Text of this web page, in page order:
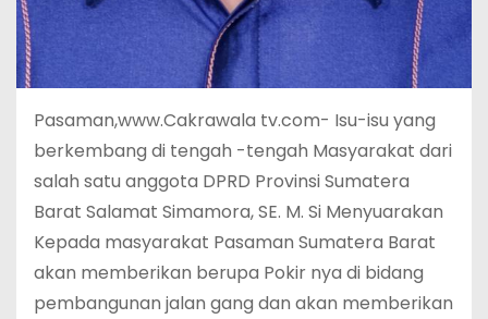
Pasaman,www.Cakrawala tv.com- Isu-isu yang
berkembang di tengah -tengah Masyarakat dari
salah satu anggota DPRD Provinsi Sumatera
Barat Salamat Simamora, SE. M. Si Menyuarakan
Kepada masyarakat Pasaman Sumatera Barat
akan memberikan berupa Pokir nya di bidang
pembangunan jalan gang dan akan memberikan